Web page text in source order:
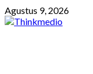
Skip
to
Agustus 9, 2026